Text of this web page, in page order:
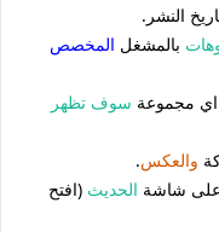
بالمشغل المخصص
مجموعة سوف تظهر
والعكس.
الحديث (افتح